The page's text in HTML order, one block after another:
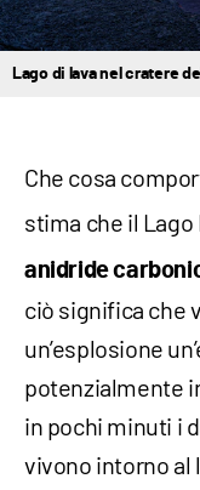
Lago di lava nel cratere
Che cosa
stima che il
anidride
ciò significa che
un’esplosione
potenzialmente
in pochi minuti i
vivono intorno al